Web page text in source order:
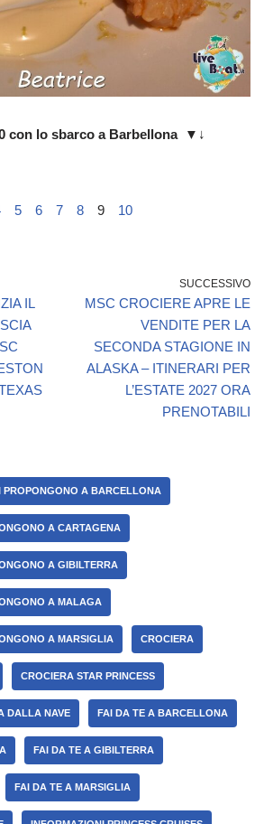
con lo sbarco a Barbellona ▼↓
5 6 7 8 9 10
IL
SUCCESSIVO
MSC CROCIERE APRE LE
VENDITE PER LA
SECONDA STAGIONE IN
ALASKA – ITINERARI PER
L’ESTATE 2027 ORA
PRENOTABILI
PROPONGONO A BARCELLONA
A CARTAGENA
A GIBILTERRA
A MALAGA
A MARSIGLIA CROCIERA
CROCIERA STAR PRINCESS
DALLA NAVE FAI DA TE A BARCELLONA
FAI DA TE A GIBILTERRA
FAI DA TE A MARSIGLIA